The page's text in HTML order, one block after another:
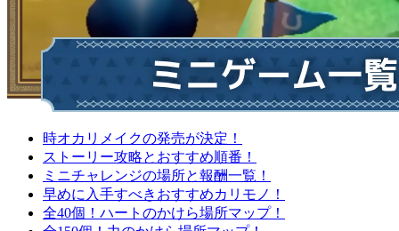
時オカリメイクの発売が決定！
ストーリー攻略とおすすめ順番！
ミニチャレンジの場所と報酬一覧！
早めに入手すべきおすすめカリモノ！
全40個！ハートのかけら場所マップ！